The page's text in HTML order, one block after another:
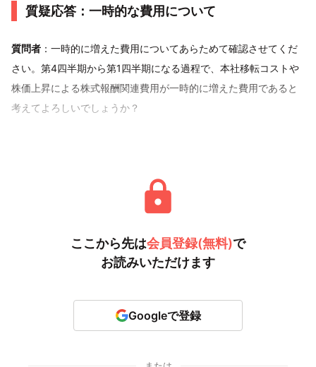
質疑応答：一時的な費用について
質問者 ：一時的に増えた費用についてあらためて確認させてくだ
さい。第4四半期から第1四半期になる過程で、本社移転コストや
株価上昇による株式報酬関連費用が一時的に増えた費用であると
考えてよろしいでしょうか？
ここから先は会員登録(無料)で
お読みいただけます
Googleで登録